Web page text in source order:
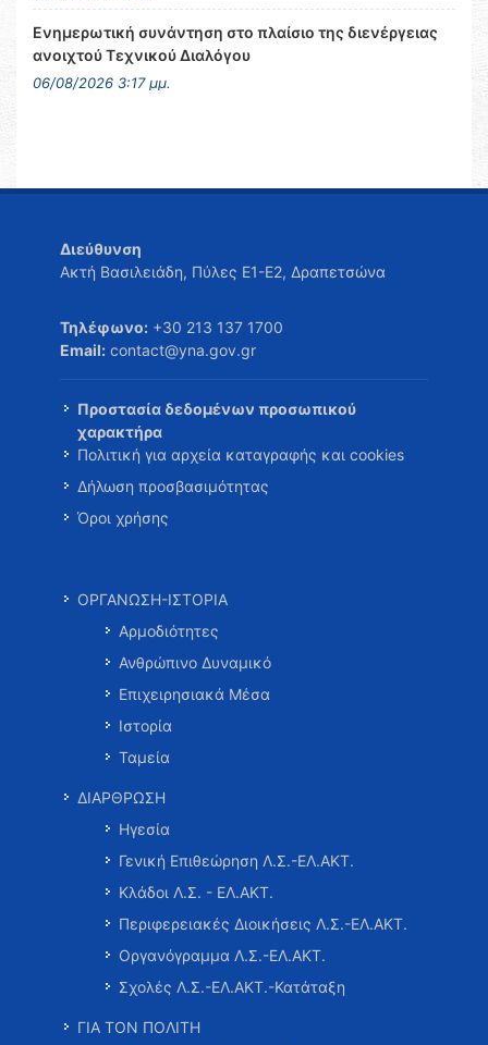
Ενημερωτική συνάντηση στο πλαίσιο της διενέργειας
ανοιχτού Τεχνικού Διαλόγου
06/08/2026 3:17 μμ.
Διεύθυνση
Ακτή Βασιλειάδη, Πύλες Ε1-Ε2, Δραπετσώνα
Τηλέφωνο: +30 213 137 1700
Email: contact@yna.gov.gr
Προστασία δεδομένων προσωπικού
χαρακτήρα
Πολιτική για αρχεία καταγραφής και cookies
Δήλωση προσβασιμότητας
Όροι χρήσης
ΟΡΓΑΝΩΣΗ-ΙΣΤΟΡΙΑ
Αρμοδιότητες
Ανθρώπινο Δυναμικό
Επιχειρησιακά Μέσα
Ιστορία
Ταμεία
ΔΙΑΡΘΡΩΣΗ
Ηγεσία
Γενική Επιθεώρηση Λ.Σ.-ΕΛ.ΑΚΤ.
Κλάδοι Λ.Σ. - ΕΛ.ΑΚΤ.
Περιφερειακές Διοικήσεις Λ.Σ.-ΕΛ.ΑΚΤ.
Οργανόγραμμα Λ.Σ.-ΕΛ.ΑΚΤ.
Σχολές Λ.Σ.-ΕΛ.ΑΚΤ.-Κατάταξη
ΓΙΑ ΤΟΝ ΠΟΛΙΤΗ